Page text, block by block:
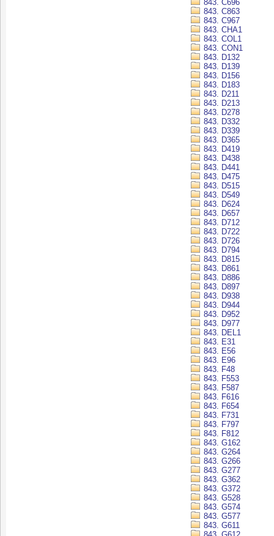
843. C696
843. C863
843. C967
843. CHA1
843. COL1
843. CON1
843. D132
843. D139
843. D156
843. D183
843. D211
843. D213
843. D278
843. D332
843. D339
843. D365
843. D419
843. D438
843. D441
843. D475
843. D515
843. D549
843. D624
843. D657
843. D712
843. D722
843. D726
843. D794
843. D815
843. D861
843. D886
843. D897
843. D938
843. D944
843. D952
843. D977
843. DEL1
843. E31
843. E56
843. E96
843. F48
843. F553
843. F587
843. F616
843. F654
843. F731
843. F797
843. F812
843. G162
843. G264
843. G266
843. G277
843. G362
843. G372
843. G528
843. G574
843. G577
843. G611